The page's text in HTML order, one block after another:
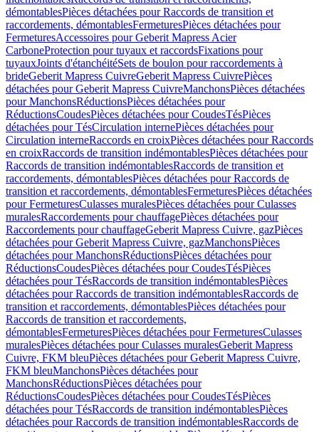
démontablesPièces détachées pour Raccords de transition et
raccordements, démontablesFermeturesPièces détachées pour
FermeturesAccessoires pour Geberit Mapress Acier
CarboneProtection pour tuyaux et raccordsFixations pour
tuyauxJoints d'étanchéitéSets de boulon pour raccordements à
brideGeberit Mapress CuivreGeberit Mapress CuivrePièces
détachées pour Geberit Mapress CuivreManchonsPièces détachées
pour ManchonsRéductionsPièces détachées pour
RéductionsCoudesPièces détachées pour CoudesTésPièces
détachées pour TésCirculation internePièces détachées pour
Circulation interneRaccords en croixPièces détachées pour Raccords
en croixRaccords de transition indémontablesPièces détachées pour
Raccords de transition indémontablesRaccords de transition et
raccordements, démontablesPièces détachées pour Raccords de
transition et raccordements, démontablesFermeturesPièces détachées
pour FermeturesCulasses muralesPièces détachées pour Culasses
muralesRaccordements pour chauffagePièces détachées pour
Raccordements pour chauffageGeberit Mapress Cuivre, gazPièces
détachées pour Geberit Mapress Cuivre, gazManchonsPièces
détachées pour ManchonsRéductionsPièces détachées pour
RéductionsCoudesPièces détachées pour CoudesTésPièces
détachées pour TésRaccords de transition indémontablesPièces
détachées pour Raccords de transition indémontablesRaccords de
transition et raccordements, démontablesPièces détachées pour
Raccords de transition et raccordements,
démontablesFermeturesPièces détachées pour FermeturesCulasses
muralesPièces détachées pour Culasses muralesGeberit Mapress
Cuivre, FKM bleuPièces détachées pour Geberit Mapress Cuivre,
FKM bleuManchonsPièces détachées pour
ManchonsRéductionsPièces détachées pour
RéductionsCoudesPièces détachées pour CoudesTésPièces
détachées pour TésRaccords de transition indémontablesPièces
détachées pour Raccords de transition indémontablesRaccords de